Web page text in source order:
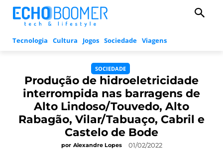
Tecnologia Cultura Jogos Sociedade Viagens
SOCIEDADE
Produção de hidroeletricidade
interrompida nas barragens de
Alto Lindoso/Touvedo, Alto
Rabagão, Vilar/Tabuaço, Cabril e
Castelo de Bode
por Alexandre Lopes 01/02/2022